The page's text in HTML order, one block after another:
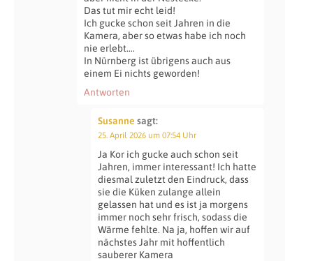
Das tut mir echt leid!
Ich gucke schon seit Jahren in die
Kamera, aber so etwas habe ich noch
nie erlebt….
In Nürnberg ist übrigens auch aus
einem Ei nichts geworden!
Antworten
Susanne sagt:
25. April 2026 um 07:54 Uhr
Ja Kor ich gucke auch schon seit
Jahren, immer interessant! Ich hatte
diesmal zuletzt den Eindruck, dass
sie die Küken zulange allein
gelassen hat und es ist ja morgens
immer noch sehr frisch, sodass die
Wärme fehlte. Na ja, hoffen wir auf
nächstes Jahr mit hoffentlich
sauberer Kamera